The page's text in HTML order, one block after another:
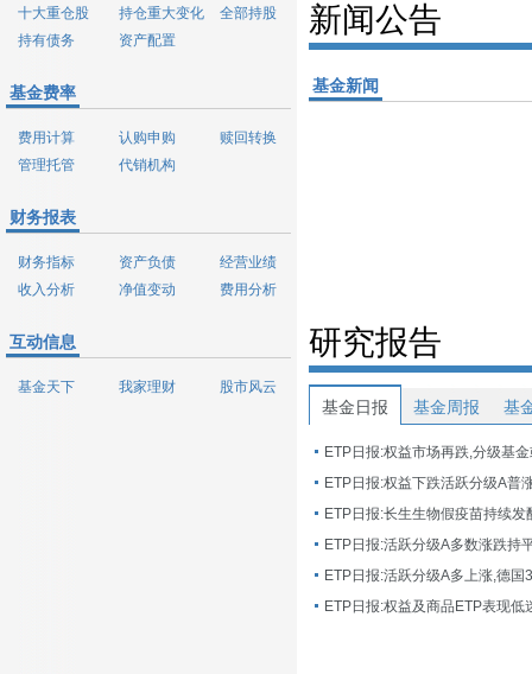
十大重仓股 持仓重大变化
全部持股
持有债务
资产配置
基金费率
费用计算 认购申购
赎回转换
管理托管
代销机构
财务报表
财务指标 资产负债
经营业绩
收入分析
净值变动 费用分析
互动信息
基金天下 我家理财 股市风云
新闻公告
基金新闻
研究报告
基金日报 基金周报 基
ETP日报:权益市场再跌,分级基
ETP日报:长生生物假疫苗持续发
ETP日报:活跃分级A多数涨跌持
ETP日报:活跃分级A多上涨,德国